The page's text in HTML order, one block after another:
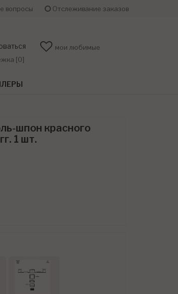
вопросы Отслеживание заказов
мои любимые
[0]
шпон красного
1 шт.